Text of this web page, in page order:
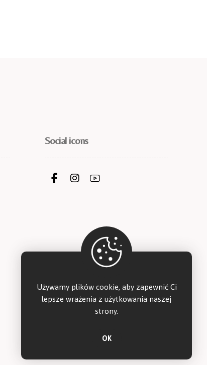
Social icons
Używamy plików cookie, aby zapewnić Ci
lepsze wrażenia z użytkowania naszej
strony.
OK